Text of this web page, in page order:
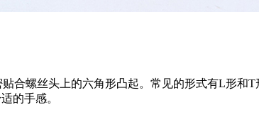
合螺丝头上的六角形凸起。常见的形式有L形
的手感。